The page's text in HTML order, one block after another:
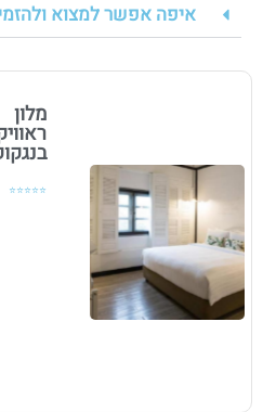
איפה אפשר למצוא
מלון
⭐⭐⭐⭐⭐